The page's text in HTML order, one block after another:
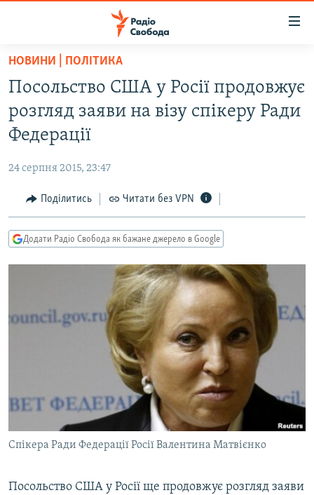
Перейти
основного
матеріалу
Перейти
до
основної
навігації
Перейти
до
пошуку
СТАТТІ
ЕКОНОМІКА
СУСПІЛЬСТВО
РОСІЙСЬКА «ФІЛЬТРАЦІЯ»
ДОНБАС.РЕАЛІЇ
ТИ ЯК?
КИТАЙ.ВИКЛИКИ
МУЛЬТИМЕДІА
ПОДКАСТИ
КРИМ РЕАЛІЇ
УКР
НОВИНИ | ПОЛІТИКА
Посольство США у Росії продовжує
розгляд заяви на візу спікеру Ради
Федерації
24 серпня 2015, 23:47
Поділитись Читати без VPN
Додати Радіо Свобода як бажане джерело в Google
Cпікера Ради Федерації Росії Валентина Матвієнко
Посольство США у Росії ще продовжує розгляд заяви